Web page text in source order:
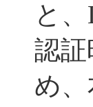
と
認証
め